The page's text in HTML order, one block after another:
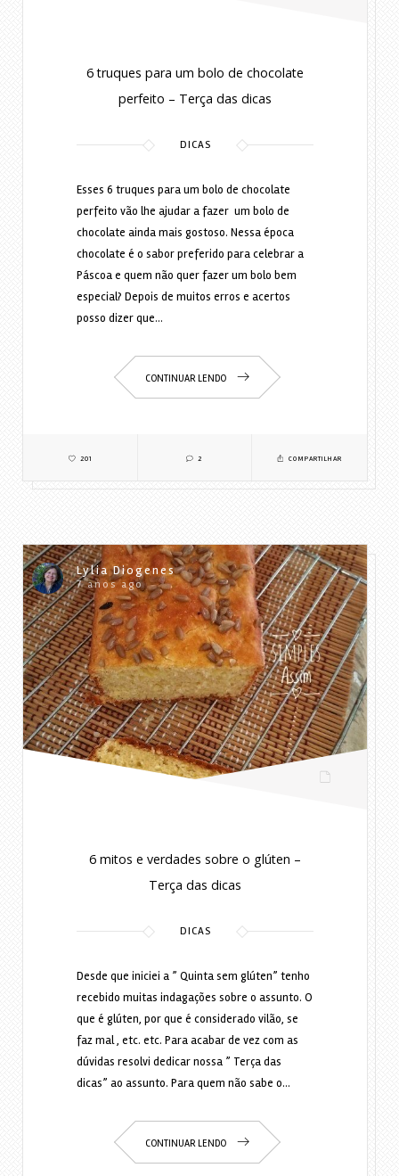
6 truques para um bolo de chocolate
perfeito – Terça das dicas
DICAS
Esses 6 truques para um bolo de chocolate
perfeito vão lhe ajudar a fazer um bolo de
chocolate ainda mais gostoso. Nessa época
chocolate é o sabor preferido para celebrar a
Páscoa e quem não quer fazer um bolo bem
especial? Depois de muitos erros e acertos
posso dizer que…
CONTINUAR LENDO
201 2 COMPARTILHAR
Lylia Diogenes
7 anos ago
6 mitos e verdades sobre o glúten –
Terça das dicas
DICAS
Desde que iniciei a ” Quinta sem glúten” tenho
recebido muitas indagações sobre o assunto. O
que é glúten, por que é considerado vilão, se
faz mal , etc. etc. Para acabar de vez com as
dúvidas resolvi dedicar nossa ” Terça das
dicas” ao assunto. Para quem não sabe o…
CONTINUAR LENDO